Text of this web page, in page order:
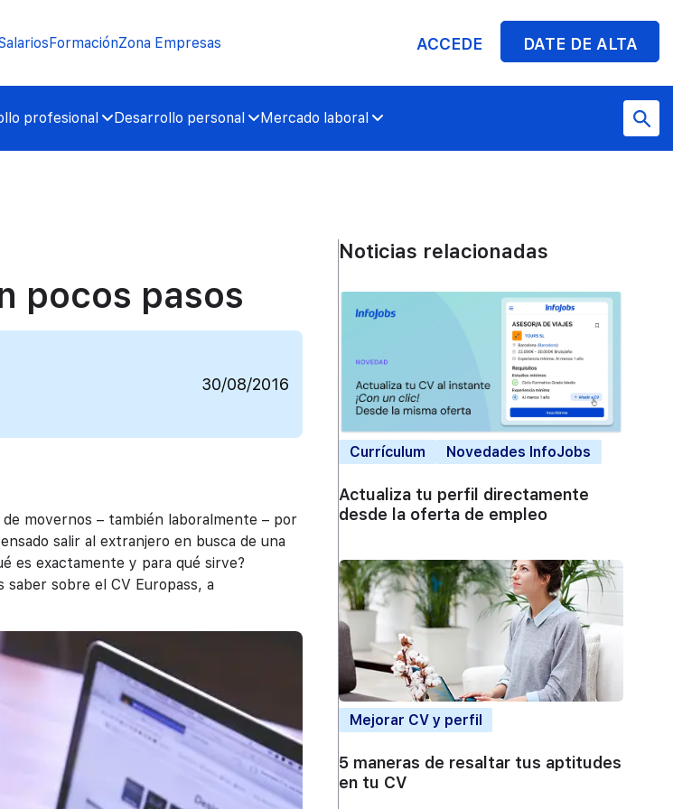
FormaciónZona Empresas ACCEDE DATE DE ALTA
profesional Desarrollo personal Mercado laboral
pocos pasos
30/08/2016
de movernos – también laboralmente – por
salir al extranjero en busca de una
es exactamente y para qué sirve?
saber sobre el CV Europass, a
Noticias relacionadas
Currículum Novedades InfoJobs
Actualiza tu perfil directamente
desde la oferta de empleo
Mejorar CV y perfil
5 maneras de resaltar tus aptitudes
en tu CV